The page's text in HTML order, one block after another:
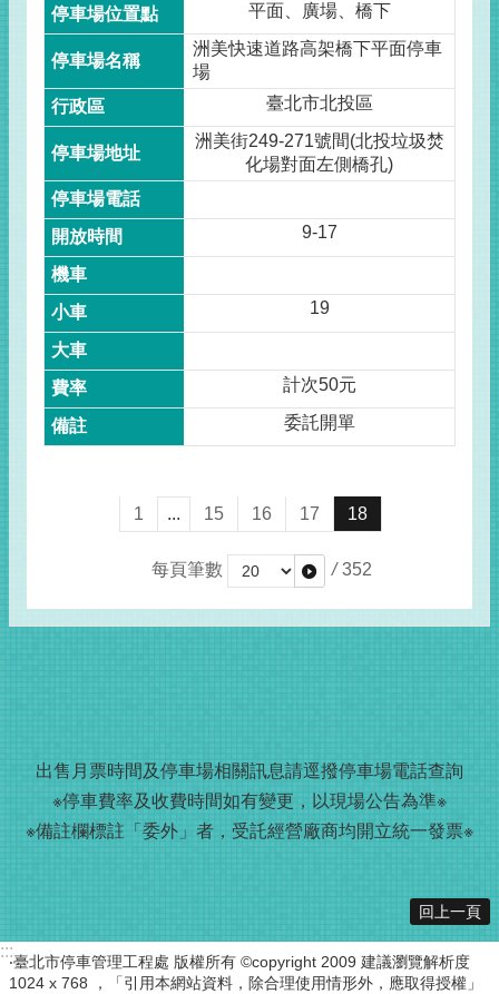
平面、廣場、橋下
洲美快速道路高架橋下平面停車
場
臺北市北投區
洲美街249-271號間(北投垃圾焚
化場對面左側橋孔)
9-17
19
計次50元
委託開單
1 ... 15 16 17 18
每頁筆數 / 352
出售月票時間及停車場相關訊息請逕撥停車場電話查詢
※停車費率及收費時間如有變更，以現場公告為準※
※備註欄標註「委外」者，受託經營廠商均開立統一發票※
回上一頁
:::
‧臺北市停車管理工程處 版權所有 ©copyright 2009 建議瀏覽解析度
1024 x 768 ，「引用本網站資料，除合理使用情形外，應取得授權」